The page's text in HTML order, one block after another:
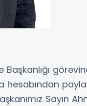
hesabından
Sayın